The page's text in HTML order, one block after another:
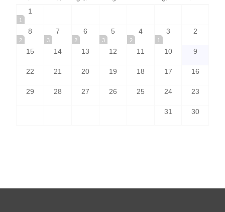
1
1
2
3
1
4
2
5
3
6
2
7
3
8
2
9
10
11
12
13
14
15
16
17
18
19
20
21
22
23
24
25
26
27
28
29
30
31